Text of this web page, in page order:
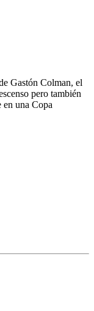
Gastón Colman, el
pero también
en una Copa